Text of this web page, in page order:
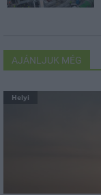
AJÁNLJUK MÉG
Helyi